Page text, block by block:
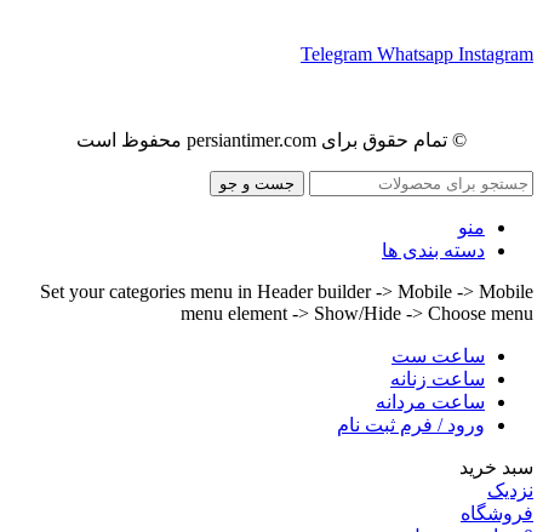
Telegram Whatsapp Instagram
© تمام حقوق برای persiantimer.com محفوظ است
جست و جو
منو
دسته بندی ها
Set your categories menu in Header builder -> Mobile -> Mobile
menu element -> Show/Hide -> Choose menu
ساعت ست
ساعت زنانه
ساعت مردانه
ورود / فرم ثبت نام
سبد خرید
نزدیک
فروشگاه